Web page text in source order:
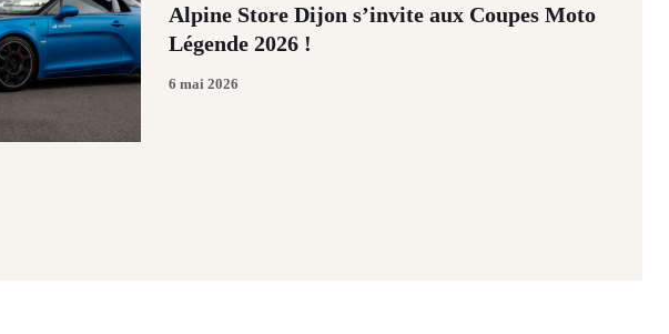
Alpine Store Dijon s’invite aux Coupes Moto
Légende 2026 !
6 mai 2026